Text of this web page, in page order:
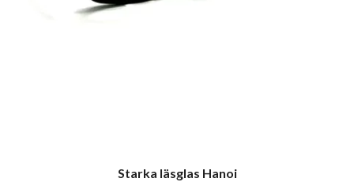
Starka läsglas Hanoi